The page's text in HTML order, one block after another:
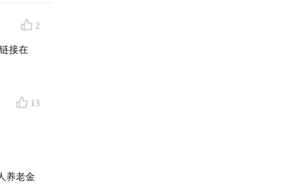
2
接在
13
养老金